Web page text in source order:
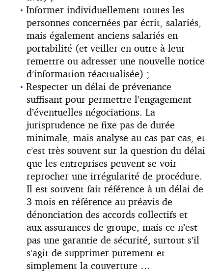
Informer individuellement toutes les
personnes concernées par écrit, salariés,
mais également anciens salariés en
portabilité (et veiller en outre à leur
remettre ou adresser une nouvelle notice
d’information réactualisée) ;
Respecter un délai de prévenance
suffisant pour permettre l’engagement
d’éventuelles négociations. La
jurisprudence ne fixe pas de durée
minimale, mais analyse au cas par cas, et
c’est très souvent sur la question du délai
que les entreprises peuvent se voir
reprocher une irrégularité de procédure.
Il est souvent fait référence à un délai de
3 mois en référence au préavis de
dénonciation des accords collectifs et
aux assurances de groupe, mais ce n’est
pas une garantie de sécurité, surtout s’il
s’agit de supprimer purement et
simplement la couverture …